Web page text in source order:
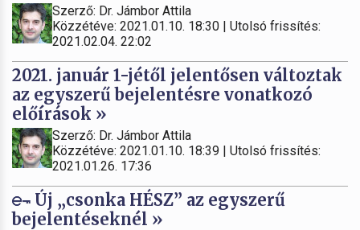
Szerző: Dr. Jámbor Attila
Közzétéve: 2021.01.10. 18:30 | Utolsó frissítés:
2021.02.04. 22:02
2021. január 1-jétől jelentősen változtak
az egyszerű bejelentésre vonatkozó
előírások »
Szerző: Dr. Jámbor Attila
Közzétéve: 2021.01.10. 18:39 | Utolsó frissítés:
2021.01.26. 17:36
Új „csonka HÉSZ” az egyszerű
bejelentéseknél »